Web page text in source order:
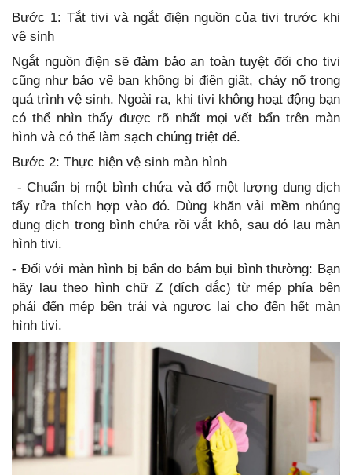
Bước 1: Tắt tivi và ngắt điện nguồn của tivi trước khi
vệ sinh
Ngắt nguồn điện sẽ đảm bảo an toàn tuyệt đối cho tivi
cũng như bảo vệ bạn không bị điện giật, cháy nổ trong
quá trình vệ sinh. Ngoài ra, khi tivi không hoạt động bạn
có thể nhìn thấy được rõ nhất mọi vết bẩn trên màn
hình và có thể làm sạch chúng triệt để.
Bước 2: Thực hiện vệ sinh màn hình
- Chuẩn bị một bình chứa và đổ một lượng dung dịch
tẩy rửa thích hợp vào đó. Dùng khăn vải mềm nhúng
dung dịch trong bình chứa rồi vắt khô, sau đó lau màn
hình tivi.
- Đối với màn hình bị bẩn do bám bụi bình thường: Bạn
hãy lau theo hình chữ Z (dích dắc) từ mép phía bên
phải đến mép bên trái và ngược lại cho đến hết màn
hình tivi.